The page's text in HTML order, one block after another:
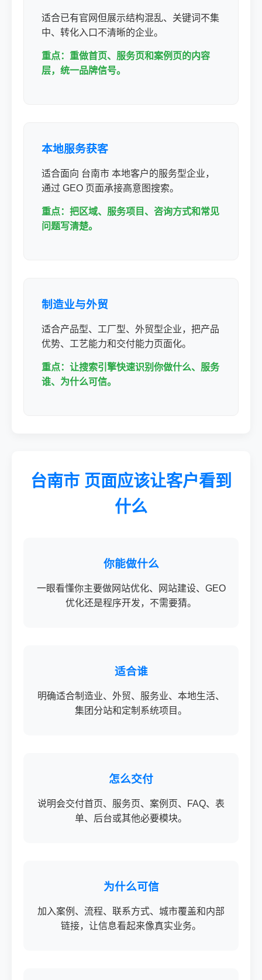
适合已有官网但展示结构混乱、关键词不集
中、转化入口不清晰的企业。
重点：重做首页、服务页和案例页的内容
层，统一品牌信号。
本地服务获客
适合面向 台南市 本地客户的服务型企业，
通过 GEO 页面承接高意图搜索。
重点：把区域、服务项目、咨询方式和常见
问题写清楚。
制造业与外贸
适合产品型、工厂型、外贸型企业，把产品
优势、工艺能力和交付能力页面化。
重点：让搜索引擎快速识别你做什么、服务
谁、为什么可信。
台南市 页面应该让客户看到
什么
你能做什么
一眼看懂你主要做网站优化、网站建设、GEO
优化还是程序开发，不需要猜。
适合谁
明确适合制造业、外贸、服务业、本地生活、
集团分站和定制系统项目。
怎么交付
说明会交付首页、服务页、案例页、FAQ、表
单、后台或其他必要模块。
为什么可信
加入案例、流程、联系方式、城市覆盖和内部
链接，让信息看起来像真实业务。